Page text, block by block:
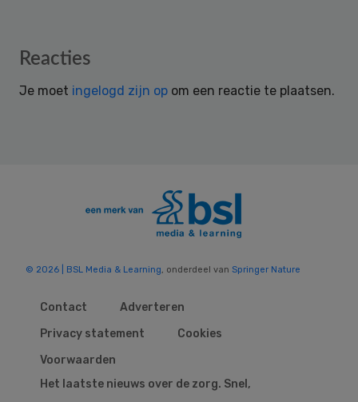
Reader
Reacties
Je moet ingelogd zijn op om een reactie te plaatsen.
© 2026 | BSL Media & Learning, onderdeel van Springer Nature
Contact
Adverteren
Privacy statement
Cookies
Voorwaarden
Het laatste nieuws over de zorg. Snel,